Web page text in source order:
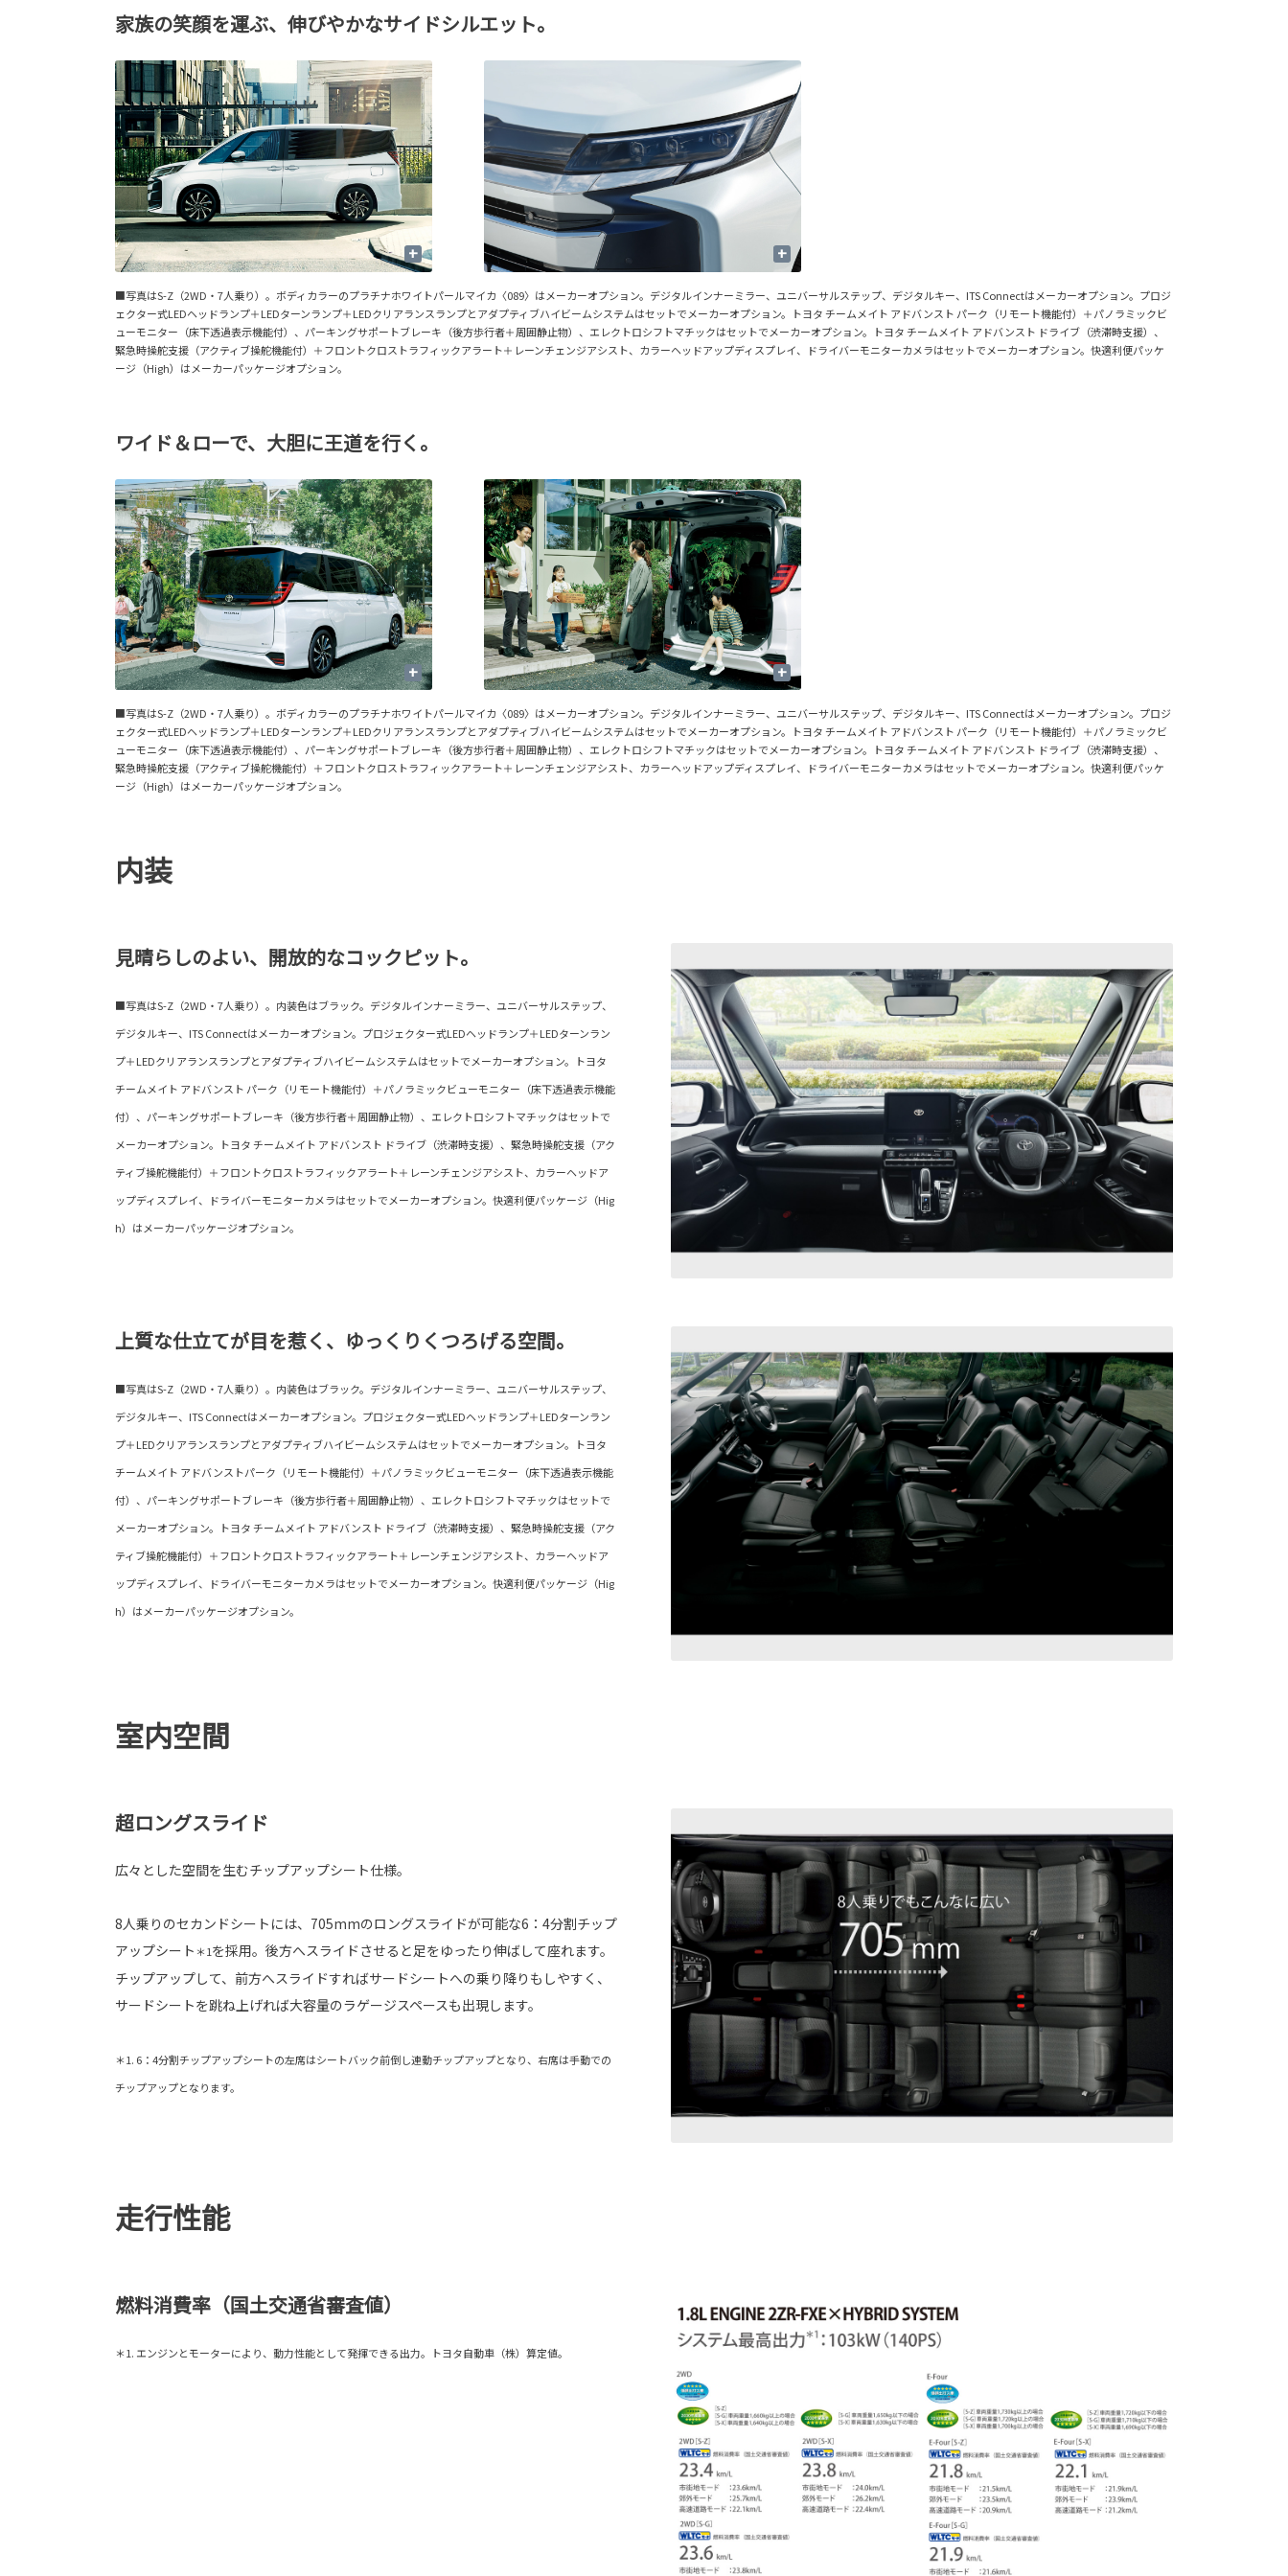
家族の笑顔を運ぶ、伸びやかなサイドシルエット。
+ +
■写真はS-Z（2WD・7人乗り）。ボディカラーのプラチナホワイトパールマイカ〈089〉はメーカーオプション。デジタルインナーミラー、ユニバーサルステップ、デジタルキー、ITS Connectはメーカーオプション。プロジ
ェクター式LEDヘッドランプ＋LEDターンランプ＋LEDクリアランスランプとアダプティブハイビームシステムはセットでメーカーオプション。トヨタ チームメイト アドバンスト パーク（リモート機能付）＋パノラミックビ
ューモニター（床下透過表示機能付）、パーキングサポートブレーキ（後方歩行者＋周囲静止物）、エレクトロシフトマチックはセットでメーカーオプション。トヨタ チームメイト アドバンスト ドライブ（渋滞時支援）、
緊急時操舵支援（アクティブ操舵機能付）＋フロントクロストラフィックアラート＋レーンチェンジアシスト、カラーヘッドアップディスプレイ、ドライバーモニターカメラはセットでメーカーオプション。快適利便パッケ
ージ（High）はメーカーパッケージオプション。
ワイド＆ローで、大胆に王道を行く。
+ +
■写真はS-Z（2WD・7人乗り）。ボディカラーのプラチナホワイトパールマイカ〈089〉はメーカーオプション。デジタルインナーミラー、ユニバーサルステップ、デジタルキー、ITS Connectはメーカーオプション。プロジ
ェクター式LEDヘッドランプ＋LEDターンランプ＋LEDクリアランスランプとアダプティブハイビームシステムはセットでメーカーオプション。トヨタ チームメイト アドバンスト パーク（リモート機能付）＋パノラミックビ
ューモニター（床下透過表示機能付）、パーキングサポートブレーキ（後方歩行者＋周囲静止物）、エレクトロシフトマチックはセットでメーカーオプション。トヨタ チームメイト アドバンスト ドライブ（渋滞時支援）、
緊急時操舵支援（アクティブ操舵機能付）＋フロントクロストラフィックアラート＋レーンチェンジアシスト、カラーヘッドアップディスプレイ、ドライバーモニターカメラはセットでメーカーオプション。快適利便パッケ
ージ（High）はメーカーパッケージオプション。
内装
見晴らしのよい、開放的なコックピット。
■写真はS-Z（2WD・7人乗り）。内装色はブラック。デジタルインナーミラー、ユニバーサルステップ、
デジタルキー、ITS Connectはメーカーオプション。プロジェクター式LEDヘッドランプ＋LEDターンラン
プ＋LEDクリアランスランプとアダプティブハイビームシステムはセットでメーカーオプション。トヨタ
チームメイト アドバンスト パーク（リモート機能付）＋パノラミックビューモニター（床下透過表示機能
付）、パーキングサポートブレーキ（後方歩行者＋周囲静止物）、エレクトロシフトマチックはセットで
メーカーオプション。トヨタ チームメイト アドバンスト ドライブ（渋滞時支援）、緊急時操舵支援（アク
ティブ操舵機能付）＋フロントクロストラフィックアラート＋レーンチェンジアシスト、カラーヘッドア
ップディスプレイ、ドライバーモニターカメラはセットでメーカーオプション。快適利便パッケージ（Hig
h）はメーカーパッケージオプション。
上質な仕立てが目を惹く、ゆっくりくつろげる空間。
■写真はS-Z（2WD・7人乗り）。内装色はブラック。デジタルインナーミラー、ユニバーサルステップ、
デジタルキー、ITS Connectはメーカーオプション。プロジェクター式LEDヘッドランプ＋LEDターンラン
プ＋LEDクリアランスランプとアダプティブハイビームシステムはセットでメーカーオプション。トヨタ
チームメイト アドバンストパーク（リモート機能付）＋パノラミックビューモニター（床下透過表示機能
付）、パーキングサポートブレーキ（後方歩行者＋周囲静止物）、エレクトロシフトマチックはセットで
メーカーオプション。トヨタ チームメイト アドバンスト ドライブ（渋滞時支援）、緊急時操舵支援（アク
ティブ操舵機能付）＋フロントクロストラフィックアラート＋レーンチェンジアシスト、カラーヘッドア
ップディスプレイ、ドライバーモニターカメラはセットでメーカーオプション。快適利便パッケージ（Hig
h）はメーカーパッケージオプション。
室内空間
超ロングスライド
広々とした空間を生むチップアップシート仕様。
8人乗りのセカンドシートには、705mmのロングスライドが可能な6：4分割チップ
アップシート ＊1を採用。後方へスライドさせると足をゆったり伸ばして座れます。
チップアップして、前方へスライドすればサードシートへの乗り降りもしやすく、
サードシートを跳ね上げれば大容量のラゲージスペースも出現します。
＊1. 6：4分割チップアップシートの左席はシートバック前倒し連動チップアップとなり、右席は手動での
チップアップとなります。
走行性能
燃料消費率（国土交通省審査値）
＊1. エンジンとモーターにより、動力性能として発揮できる出力。トヨタ自動車（株）算定値。